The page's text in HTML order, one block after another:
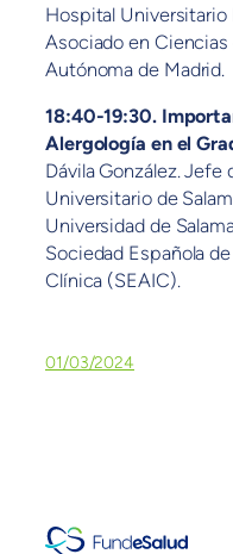
Hospital Universitario
Asociado en Ciencias
Autónoma de Madrid.
18:40-19:30.
Alergología en el
Dávila González.
Universitario de
Universidad de
Sociedad Española
Clínica (SEAIC).
01/03/2024